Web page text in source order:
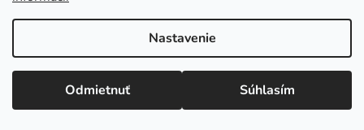
Nastavenie
Odmietnuť Súhlasím
DO KOŠÍKA